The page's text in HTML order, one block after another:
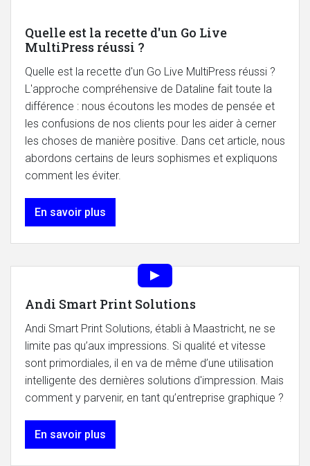
Quelle est la recette d'un Go Live
MultiPress réussi ?
Quelle est la recette d'un Go Live MultiPress réussi ?
L'approche compréhensive de Dataline fait toute la
différence : nous écoutons les modes de pensée et
les confusions de nos clients pour les aider à cerner
les choses de manière positive. Dans cet article, nous
abordons certains de leurs sophismes et expliquons
comment les éviter.
En savoir plus
Andi Smart Print Solutions
Andi Smart Print Solutions, établi à Maastricht, ne se
limite pas qu’aux impressions. Si qualité et vitesse
sont primordiales, il en va de même d’une utilisation
intelligente des dernières solutions d'impression. Mais
comment y parvenir, en tant qu’entreprise graphique ?
En savoir plus